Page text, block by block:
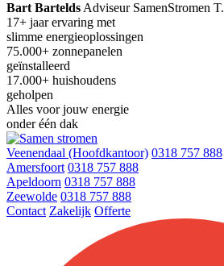
Bart Bartelds Adviseur SamenStromen T.
17+ jaar ervaring met
slimme energieoplossingen
75.000+ zonnepanelen
geïnstalleerd
17.000+ huishoudens
geholpen
Alles voor jouw energie
onder één dak
Veenendaal (Hoofdkantoor) 0318 757 888
Amersfoort 0318 757 888
Apeldoorn 0318 757 888
Zeewolde 0318 757 888
Contact Zakelijk Offerte